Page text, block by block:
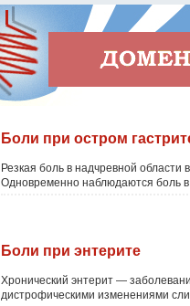
Боли при остром
Резкая боль в надчревной области
Одновременно наблюдаются боль в
Боли при энтерите
Хронический энтерит —
дистрофическими изменениями